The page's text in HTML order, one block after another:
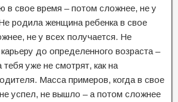
в свое время – потом сложнее, не у
родила женщина ребенка в свое
не у всех получается. Не
до определенного возраста –
уже не смотрят, как на
Масса примеров, когда в свое
успел, не вышло – а потом сложнее